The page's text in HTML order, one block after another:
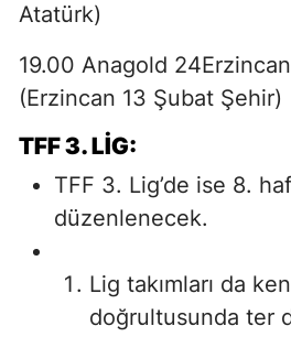
Atatürk)
19.00 Anagold
(Erzincan 13 Şubat Şehir)
TFF 3. LIG:
TFF 3. Lig’de ise 8.
düzenlenecek.
Lig takımları da
doğrultusunda ter